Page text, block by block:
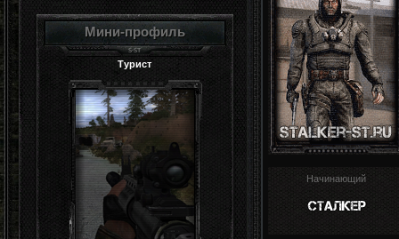
Мини-профиль
Турист
Начинающий